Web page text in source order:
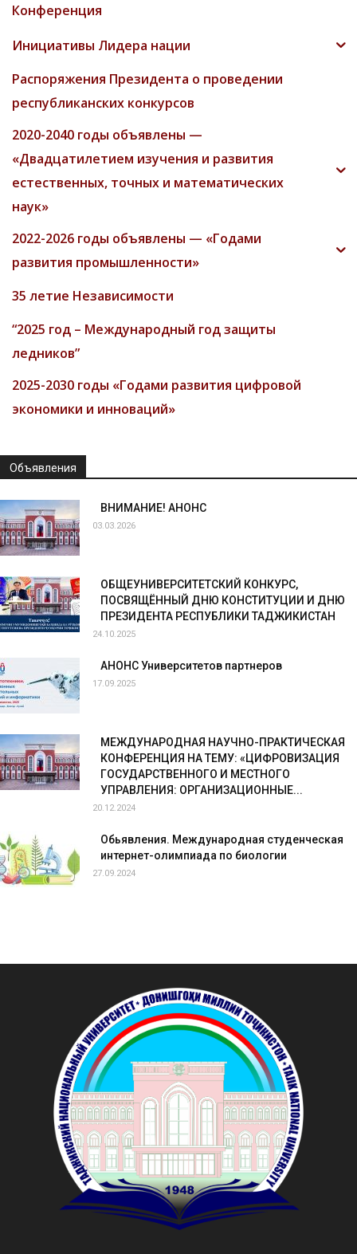
Конференция
Инициативы Лидера нации
Распоряжения Президента о проведении
республиканских конкурсов
2020-2040 годы объявлены —
«Двадцатилетием изучения и развития
естественных, точных и математических
наук»
2022-2026 годы объявлены — «Годами
развития промышленности»
35 летие Независимости
“2025 год – Международный год защиты
ледников”
2025-2030 годы «Годами развития цифровой
экономики и инноваций»
Объявления
ВНИМАНИЕ! АНОНС
03.03.2026
ОБЩЕУНИВЕРСИТЕТСКИЙ КОНКУРС,
ПОСВЯЩЁННЫЙ ДНЮ КОНСТИТУЦИИ И ДНЮ
ПРЕЗИДЕНТА РЕСПУБЛИКИ ТАДЖИКИСТАН
24.10.2025
АНОНС Университетов партнеров
17.09.2025
МЕЖДУНАРОДНАЯ НАУЧНО-ПРАКТИЧЕСКАЯ
КОНФЕРЕНЦИЯ НА ТЕМУ: «ЦИФРОВИЗАЦИЯ
ГОСУДАРСТВЕННОГО И МЕСТНОГО
УПРАВЛЕНИЯ: ОРГАНИЗАЦИОННЫЕ...
20.12.2024
Обьявления. Международная студенческая
интернет-олимпиада по биологии
27.09.2024